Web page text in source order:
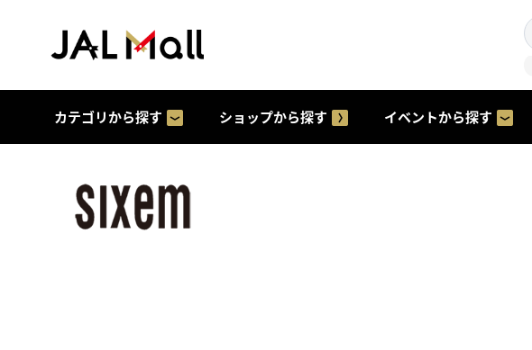
カテゴリから探す ショップから探す イベントから探す